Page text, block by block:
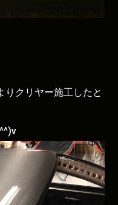
りクリヤー施工したと